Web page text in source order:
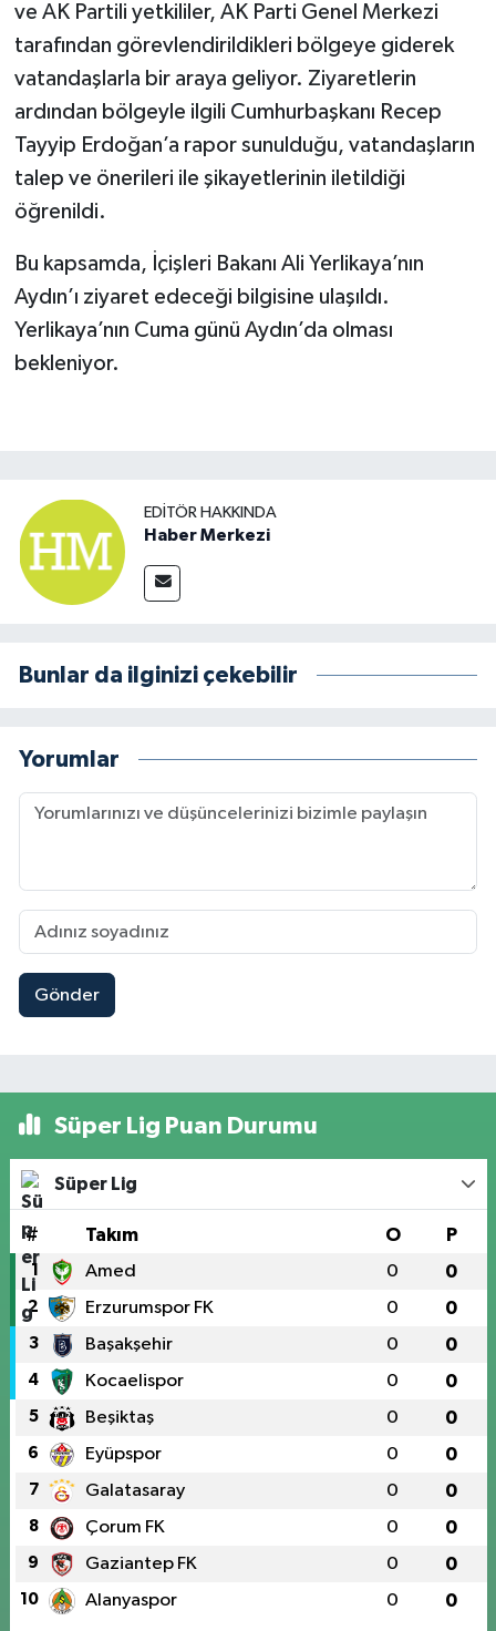
ve AK Partili yetkililer, AK Parti Genel Merkezi
tarafından görevlendirildikleri bölgeye giderek
vatandaşlarla bir araya geliyor. Ziyaretlerin
ardından bölgeyle ilgili Cumhurbaşkanı Recep
Tayyip Erdoğan’a rapor sunulduğu, vatandaşların
talep ve önerileri ile şikayetlerinin iletildiği
öğrenildi.
Bu kapsamda, İçişleri Bakanı Ali Yerlikaya’nın
Aydın’ı ziyaret edeceği bilgisine ulaşıldı.
Yerlikaya’nın Cuma günü Aydın’da olması
bekleniyor.
EDITÖR HAKKINDA
Haber Merkezi
Bunlar da ilginizi çekebilir
Yorumlar
Gönder
Süper Lig Puan Durumu
Süper Lig
# Takım O P
1 Amed 0 0
2 Erzurumspor FK 0 0
3 Başakşehir 0 0
4 Kocaelispor 0 0
5 Beşiktaş 0 0
6 Eyüpspor 0 0
7 Galatasaray 0 0
8 Çorum FK 0 0
9 Gaziantep FK 0 0
10 Alanyaspor 0 0